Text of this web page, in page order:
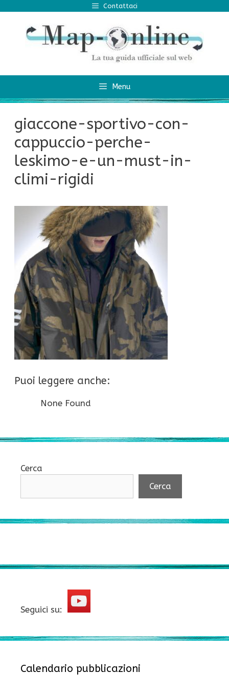
contenuto
Contattaci
Menu
giaccone-sportivo-con-
cappuccio-perche-
leskimo-e-un-must-in-
climi-rigidi
Puoi leggere anche:
None Found
Cerca
Cerca
Seguici su:
Calendario pubblicazioni